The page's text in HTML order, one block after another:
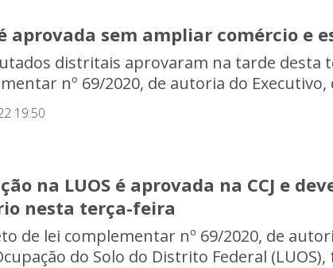
é aprovada sem ampliar comércio e
distritais aprovaram na tarde desta
nº 69/2020, de autoria do Executivo,
19:50
na LUOS é aprovada na CCJ e
nesta terça-feira
de lei complementar nº 69/2020, de
do Solo do Distrito Federal